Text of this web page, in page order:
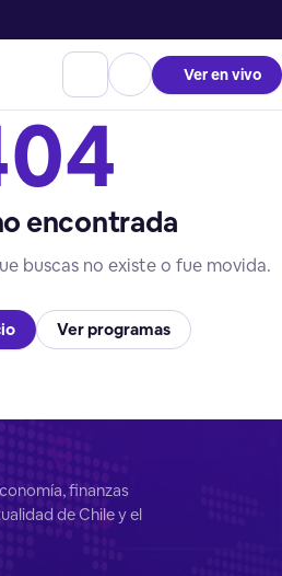
Ver en vivo
encontrada
buscas no existe o fue movida.
Ver programas
finanzas
de Chile y el